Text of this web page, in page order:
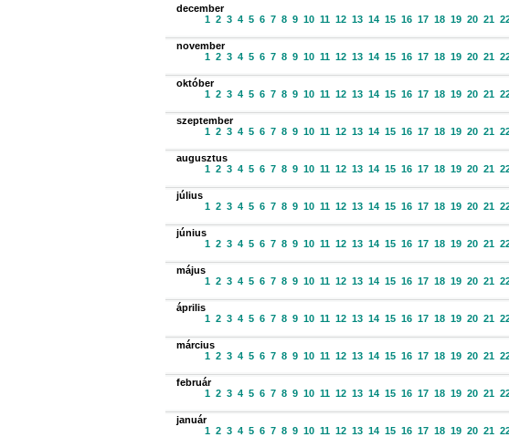
december
1 2 3 4 5 6 7 8 9 10 11 12 13 14 15 16 17 18 19 20 21
november
1 2 3 4 5 6 7 8 9 10 11 12 13 14 15 16 17 18 19 20 21
október
1 2 3 4 5 6 7 8 9 10 11 12 13 14 15 16 17 18 19 20 21
szeptember
1 2 3 4 5 6 7 8 9 10 11 12 13 14 15 16 17 18 19 20 21
augusztus
1 2 3 4 5 6 7 8 9 10 11 12 13 14 15 16 17 18 19 20 21
július
1 2 3 4 5 6 7 8 9 10 11 12 13 14 15 16 17 18 19 20 21
június
1 2 3 4 5 6 7 8 9 10 11 12 13 14 15 16 17 18 19 20 21
május
1 2 3 4 5 6 7 8 9 10 11 12 13 14 15 16 17 18 19 20 21
április
1 2 3 4 5 6 7 8 9 10 11 12 13 14 15 16 17 18 19 20 21
március
1 2 3 4 5 6 7 8 9 10 11 12 13 14 15 16 17 18 19 20 21
február
1 2 3 4 5 6 7 8 9 10 11 12 13 14 15 16 17 18 19 20 21
január
1 2 3 4 5 6 7 8 9 10 11 12 13 14 15 16 17 18 19 20 21